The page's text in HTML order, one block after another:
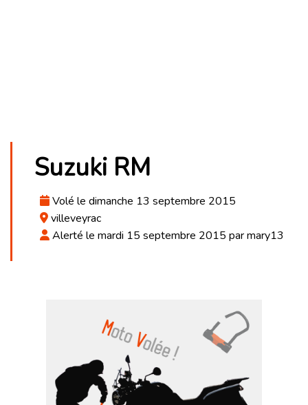
Suzuki RM
Volé le dimanche 13 septembre 2015
villeveyrac
Alerté le mardi 15 septembre 2015 par mary13